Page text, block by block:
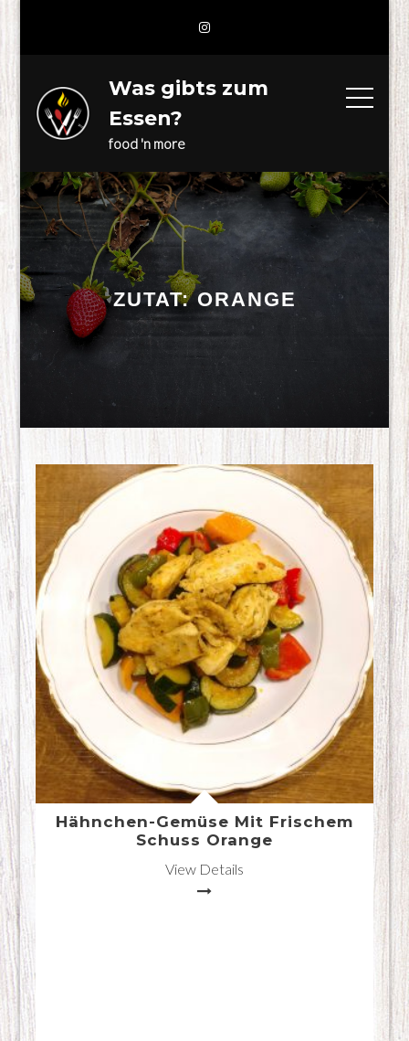
Was gibts zum
Essen?
food 'n more
ZUTAT:ORANGE
Hähnchen-Gemüse Mit Frischem
Schuss Orange
View Details